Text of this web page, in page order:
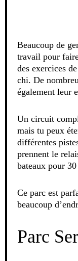
Beaucoup de
travail pour
des exercices
chi. De
également leur
Un circuit
mais tu peux
différentes
prennent le
bateaux pour
Ce parc est
beaucoup
Parc